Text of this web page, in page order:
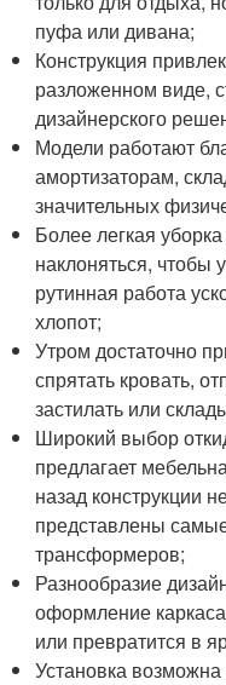
пуфа или дивана;
Конструкция
разложенном виде,
дизайнерского
Модели работают
амортизаторам,
значительных
Более легкая
наклоняться, чтобы
рутинная работа
хлопот;
Утром достаточно
спрятать кровать,
застилать или
Широкий выбор
предлагает
назад конструкции
представлены
трансформеров;
Разнообразие
оформление
или превратится в
Установка